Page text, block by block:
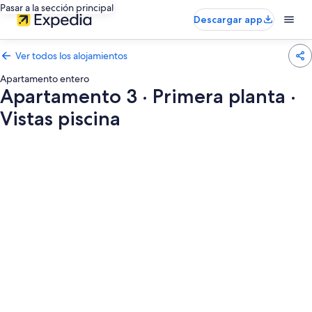
Pasar a la sección principal
Descargar app
Ver todos los alojamientos
Apartamento entero
Apartamento 3 · Primera planta ·
Vistas piscina